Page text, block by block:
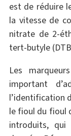
est de réduire
la vitesse de
nitrate de 2-
tert-butyle
Les
important
l’identification
le fioul du fioul
introduits, qui